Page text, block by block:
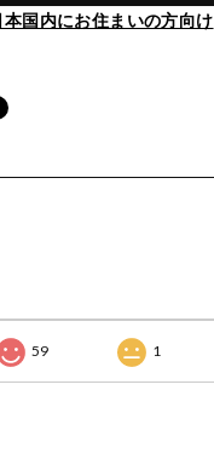
本国内にお住まいの方向け
59 1